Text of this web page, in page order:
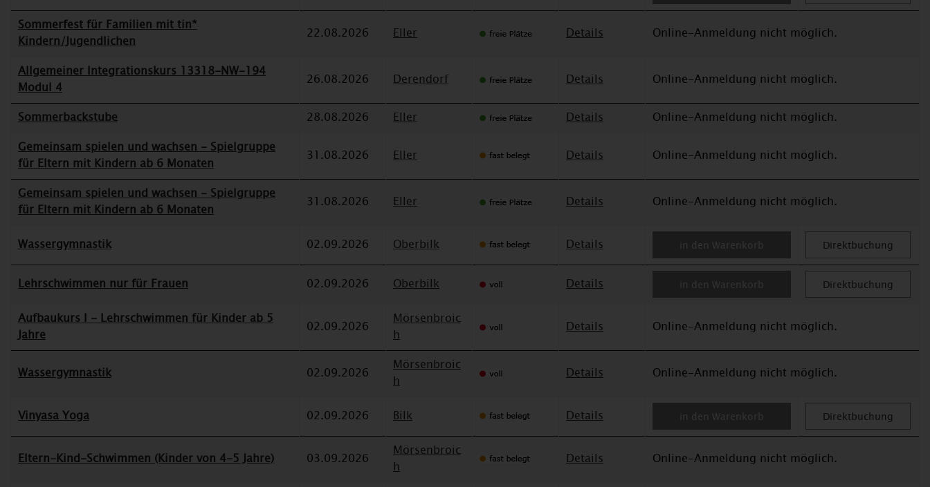
Sommerfest für Familien mit tin*
Kindern/Jugendlichen
22.08.2026 Eller Details Online-Anmeldung nicht möglich.
Allgemeiner Integrationskurs 13318-NW-194
Modul 4
26.08.2026 Derendorf Details Online-Anmeldung nicht möglich.
Sommerbackstube 28.08.2026 Eller Details
Online-Anmeldung nicht möglich.
Gemeinsam spielen und wachsen - Spielgruppe
für Eltern mit Kindern ab 6 Monaten
31.08.2026 Eller Details Online-Anmeldung nicht möglich.
Gemeinsam spielen und wachsen - Spielgruppe
für Eltern mit Kindern ab 6 Monaten
31.08.2026 Eller Details Online-Anmeldung nicht möglich.
Wassergymnastik 02.09.2026 Oberbilk Details in den Warenkorb Direktbuchung
Lehrschwimmen nur für Frauen 02.09.2026 Oberbilk Details in den Warenkorb Direktbuchung
Aufbaukurs I - Lehrschwimmen für Kinder ab 5
Jahre
02.09.2026
Mörsenbroic
h
Details Online-Anmeldung nicht möglich.
Wassergymnastik 02.09.2026
Mörsenbroic
h
Details Online-Anmeldung nicht möglich.
Vinyasa Yoga 02.09.2026 Bilk Details in den Warenkorb Direktbuchung
Eltern-Kind-Schwimmen (Kinder von 4-5 Jahre) 03.09.2026
Mörsenbroic
h
Details Online-Anmeldung nicht möglich.